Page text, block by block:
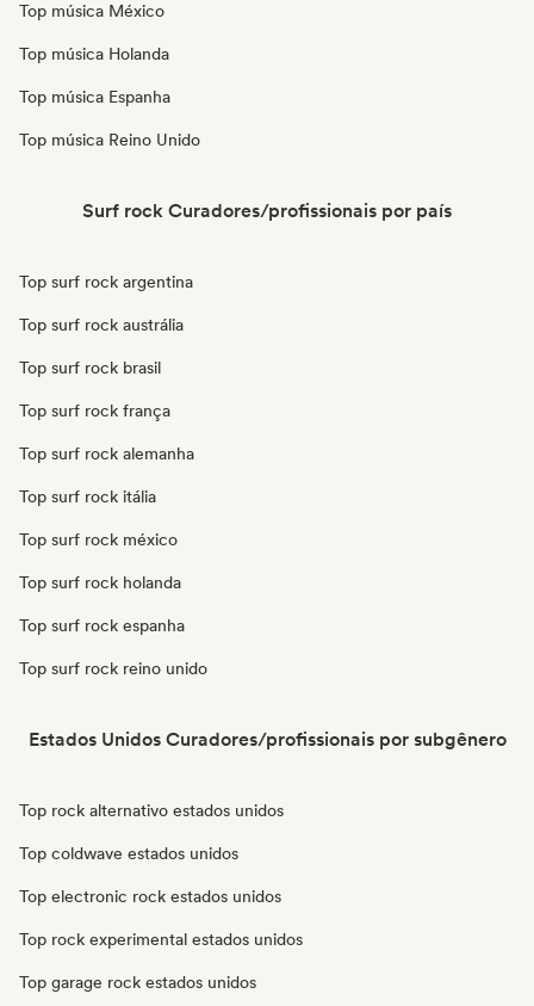
Top música México
Top música Holanda
Top música Espanha
Top música Reino Unido
Surf rock Curadores/profissionais por país
Top surf rock argentina
Top surf rock austrália
Top surf rock brasil
Top surf rock frança
Top surf rock alemanha
Top surf rock itália
Top surf rock méxico
Top surf rock holanda
Top surf rock espanha
Top surf rock reino unido
Estados Unidos Curadores/profissionais por subgênero
Top rock alternativo estados unidos
Top coldwave estados unidos
Top electronic rock estados unidos
Top rock experimental estados unidos
Top garage rock estados unidos